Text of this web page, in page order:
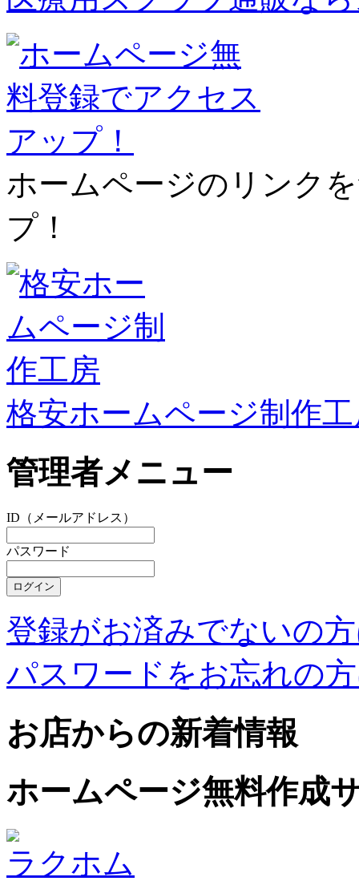
ホームページのリンク
プ！
格安ホームページ制作
管理者メニュー
ID（メールアドレス）
パスワード
登録がお済みでないの
パスワードをお忘れの
お店からの新着情報
ホームページ無料作成
ラクホム